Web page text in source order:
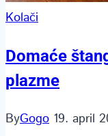
Kolači
Domaće
plazme
ByGogo 19. april